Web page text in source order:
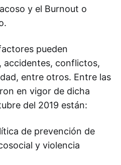
y el Burnout o
pueden
accidentes, conflictos,
entre otros. Entre las
en vigor de dicha
del 2019 están:
de prevención de
y violencia